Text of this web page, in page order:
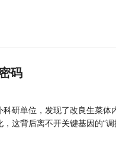
码
研单位，发现了改良生菜
这背后离不开关键基因的“调